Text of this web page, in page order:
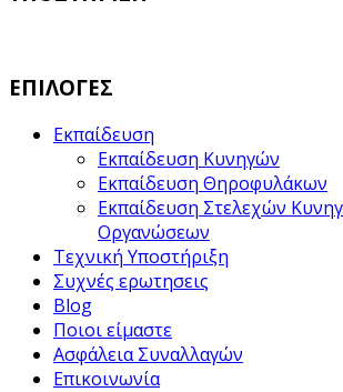
ΕΠΙΛΟΓΕΣ
Εκπαίδευση
Εκπαίδευση Κυνηγών
Εκπαίδευση Θηροφυλάκων
Εκπαίδευση Στελεχών
Οργανώσεων
Τεχνική Υποστήριξη
Συχνές ερωτησεις
Blog
Ποιοι είμαστε
Ασφάλεια Συναλλαγών
Επικοινωνία